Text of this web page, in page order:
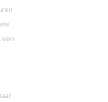
een